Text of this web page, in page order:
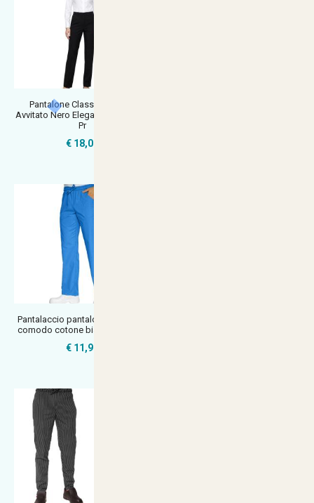
Pantalone Classico Donna
Avvitato Nero Elegante Antipiega
Pr
€ 18,00
Pantalaccio pantalone da lavoro
comodo cotone bianco azzurro
€ 11,90